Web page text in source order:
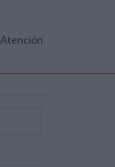
Atención